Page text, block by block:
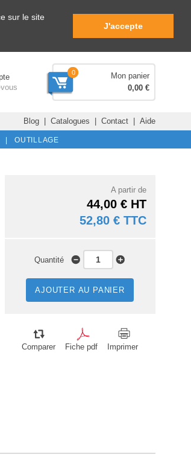
sur le site
J'accepte
0
Mon panier
0,00 €
Blog| Catalogues | Contact| Aide
| OUTILLAGE
A partir de
44,00 € HT
52,80 € TTC
Quantité
AJOUTER AU PANIER
Comparer Fiche pdf Imprimer